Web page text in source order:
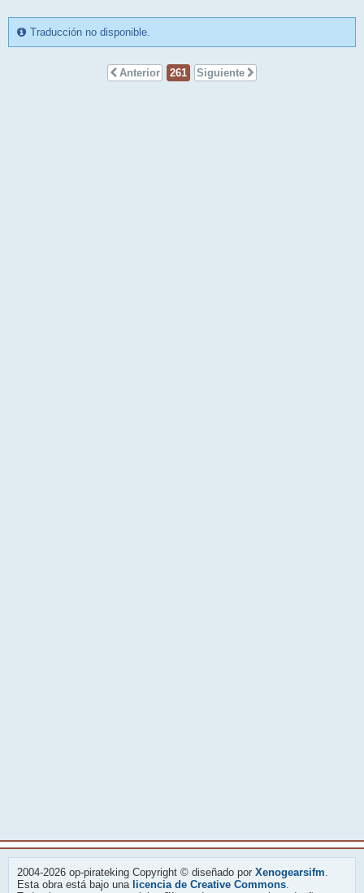
Traducción no disponible.
Anterior 261 Siguiente
2004-2026 op-pirateking Copyright © diseñado por Xenogearsifm.
Esta obra está bajo una licencia de Creative Commons.